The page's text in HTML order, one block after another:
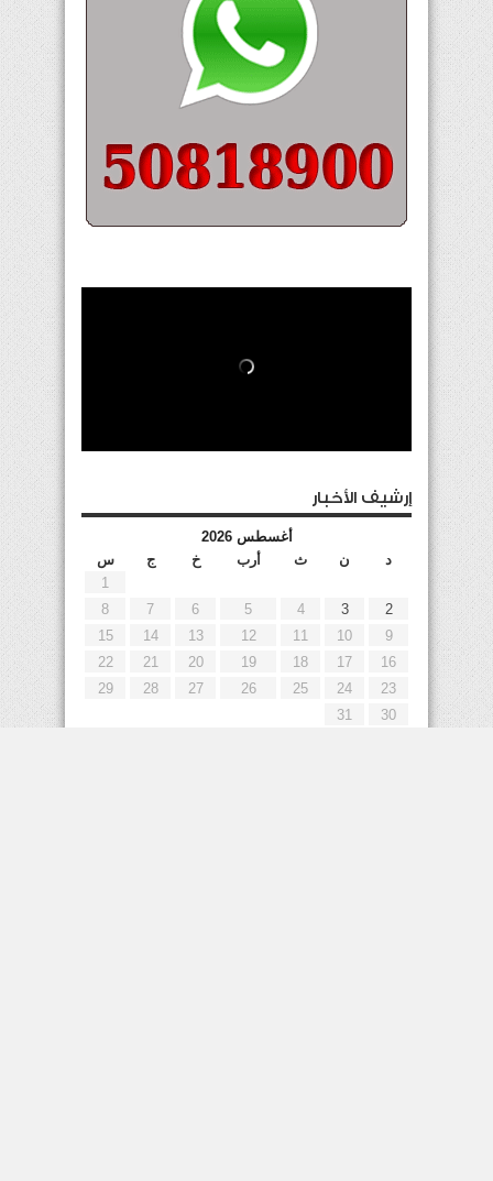
إرشيف الأخبار
أغسطس 2026
د
ن ث أرب خ ج
س
1
2
3
4
5
6
7
8
9
10
11
12
13
14
15
16
17
18
19
20
21
22
23
24
25
26
27
28
29
30
31